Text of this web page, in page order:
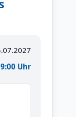
Uhr